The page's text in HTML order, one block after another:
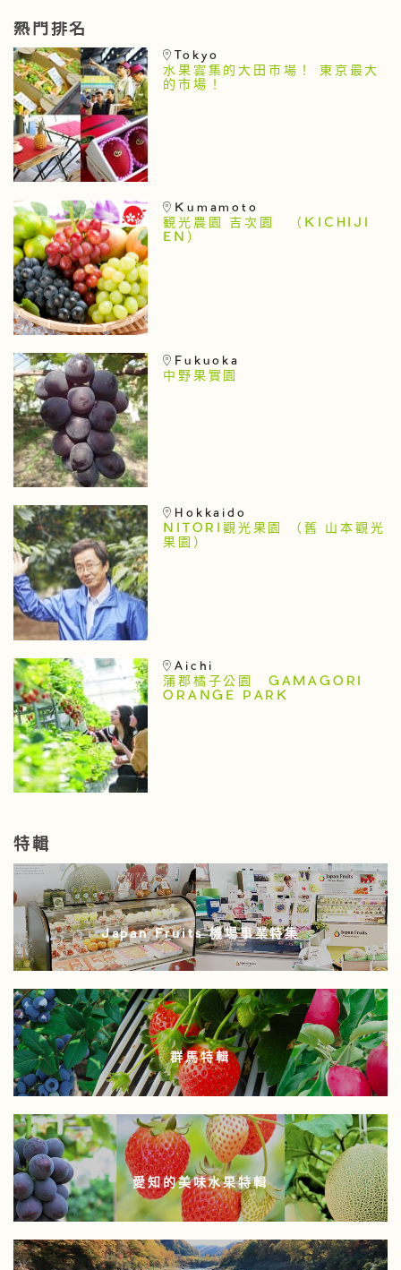
熱門排名
Tokyo
水果雲集的大田市場！ 東京最大
的市場！
Kumamoto
観光農園 吉次園 （KICHIJI
EN）
Fukuoka
中野果實園
Hokkaido
NITORI觀光果園 （舊 山本觀光
果園）
Aichi
蒲郡橘子公園 GAMAGORI
ORANGE PARK
特輯
Japan Fruits 機場事業特集
群馬特輯
愛知的美味水果特輯